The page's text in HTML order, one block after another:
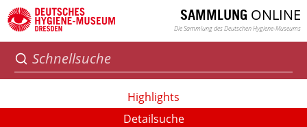
SAMMLUNG ONLINE
Die Sammlung des Deutschen Hygiene-Museums
Highlights
Detailsuche